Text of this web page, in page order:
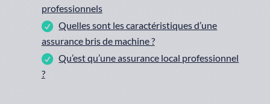
professionnels
Quelles sont les caractéristiques d’une
assurance bris de machine ?
Qu’est qu’une assurance local professionnel
?